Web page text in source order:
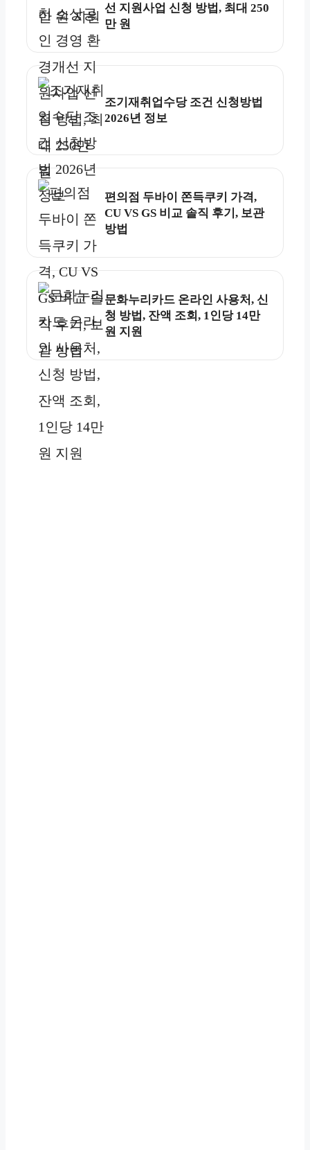
선 지원사업 신청 방법, 최대 250
만 원
조기재취업수당 조건 신청방법
2026년 정보
편의점 두바이 쫀득쿠키 가격,
CU VS GS 비교 솔직 후기, 보관
방법
문화누리카드 온라인 사용처, 신
청 방법, 잔액 조회, 1인당 14만
원 지원